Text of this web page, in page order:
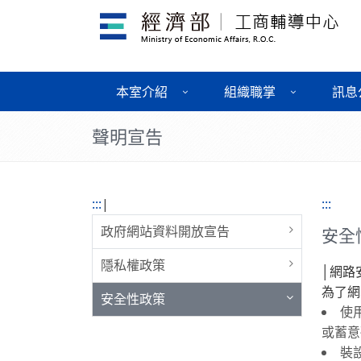
本室介紹 組織職掌 訊
聲明宣告
:::|
政府網站資料開放宣告
隱私權政策
安全性政策
:::
安全
│網
為了
使
或蓄
裝